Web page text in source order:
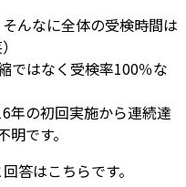
んなに全体の受検時間は
ではなく受検率100％な
年の初回実施から連続達
です。
答はこちらです。